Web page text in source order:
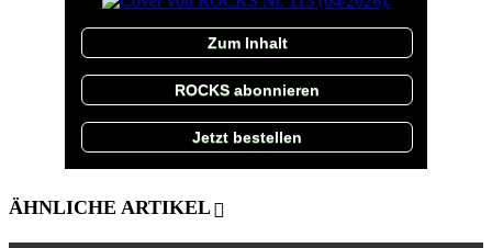
Zum Inhalt
ROCKS abonnieren
Jetzt bestellen
ÄHNLICHE ARTIKEL